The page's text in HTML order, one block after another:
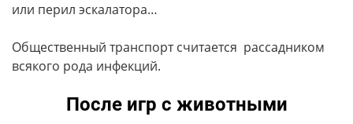
или перил эскалатора…
Общественный транспорт считается рассадником
всякого рода инфекций.
После игр с животными